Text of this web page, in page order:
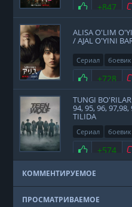
Нравится
+847
ALISA O'LIM
/ AJAL O'YINI
Сериал боевик
2020
Нравится
+728
TUNGI
94, 95, 96,
TILIDA
Сериал боевик
фэнтези
США
Нравится
+574
КОММЕНТИРУЕМОЕ
ПРОСМАТРИВАЕМОЕ